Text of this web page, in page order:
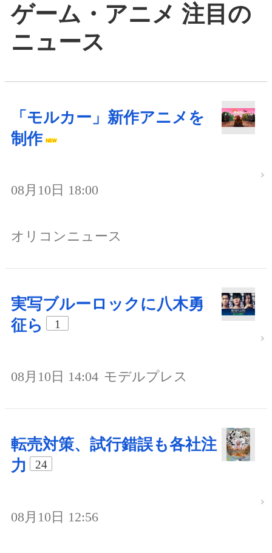
ゲーム・アニメ 注目の
ニュース
「モルカー」新作アニメを
制作
08月10日 18:00
オリコンニュース
実写ブルーロックに八木勇
征ら
1
08月10日 14:04 モデルプレス
転売対策、試行錯誤も各社注
力
24
08月10日 12:56